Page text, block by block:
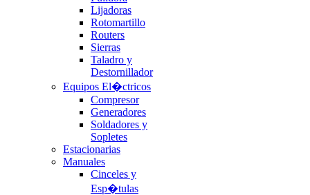
Lijadoras
Rotomartillo
Routers
Sierras
Taladro y
Destornillador
Equipos El�ctricos
Compresor
Generadores
Soldadores y
Sopletes
Estacionarias
Manuales
Cinceles y
Esp�tulas